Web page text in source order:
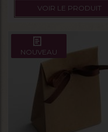
VOIR LE PRODUIT
NOUVEAU